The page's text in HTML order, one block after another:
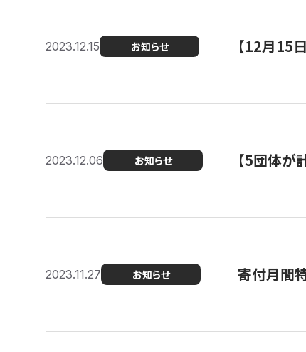
2023.12.15 お知らせ 【12月15
2023.12.06 お知らせ 【5団体が
2023.11.27 お知らせ 寄付月間